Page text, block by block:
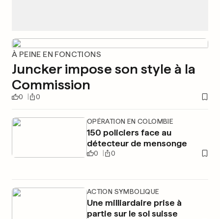
À PEINE EN FONCTIONS
Juncker impose son style à la
Commission
0 0
OPÉRATION EN COLOMBIE
150 policiers face au
détecteur de mensonge
0 0
ACTION SYMBOLIQUE
Une milliardaire prise à
partie sur le sol suisse